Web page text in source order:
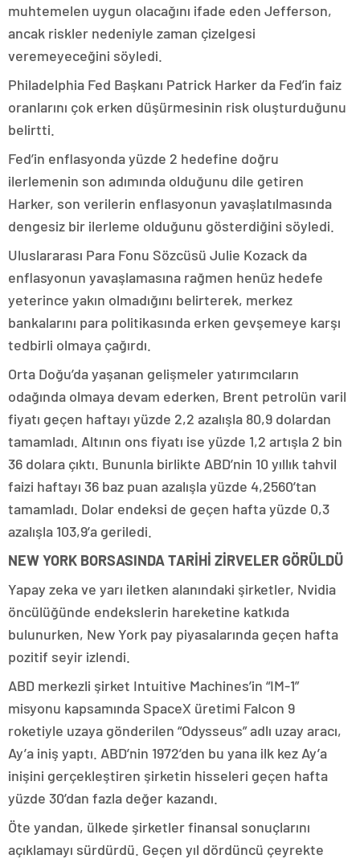
muhtemelen uygun olacağını ifade eden Jefferson,
ancak riskler nedeniyle zaman çizelgesi
veremeyeceğini söyledi.
Philadelphia Fed Başkanı Patrick Harker da Fed’in faiz
oranlarını çok erken düşürmesinin risk oluşturduğunu
belirtti.
Fed’in enflasyonda yüzde 2 hedefine doğru
ilerlemenin son adımında olduğunu dile getiren
Harker, son verilerin enflasyonun yavaşlatılmasında
dengesiz bir ilerleme olduğunu gösterdiğini söyledi.
Uluslararası Para Fonu Sözcüsü Julie Kozack da
enflasyonun yavaşlamasına rağmen henüz hedefe
yeterince yakın olmadığını belirterek, merkez
bankalarını para politikasında erken gevşemeye karşı
tedbirli olmaya çağırdı.
Orta Doğu’da yaşanan gelişmeler yatırımcıların
odağında olmaya devam ederken, Brent petrolün varil
fiyatı geçen haftayı yüzde 2,2 azalışla 80,9 dolardan
tamamladı. Altının ons fiyatı ise yüzde 1,2 artışla 2 bin
36 dolara çıktı. Bununla birlikte ABD’nin 10 yıllık tahvil
faizi haftayı 36 baz puan azalışla yüzde 4,2560’tan
tamamladı. Dolar endeksi de geçen hafta yüzde 0,3
azalışla 103,9’a geriledi.
NEW YORK BORSASINDA TARİHİ ZİRVELER GÖRÜLDÜ
Yapay zeka ve yarı iletken alanındaki şirketler, Nvidia
öncülüğünde endekslerin hareketine katkıda
bulunurken, New York pay piyasalarında geçen hafta
pozitif seyir izlendi.
ABD merkezli şirket Intuitive Machines’in “IM-1”
misyonu kapsamında SpaceX üretimi Falcon 9
roketiyle uzaya gönderilen “Odysseus” adlı uzay aracı,
Ay’a iniş yaptı. ABD’nin 1972’den bu yana ilk kez Ay’a
inişini gerçekleştiren şirketin hisseleri geçen hafta
yüzde 30’dan fazla değer kazandı.
Öte yandan, ülkede şirketler finansal sonuçlarını
açıklamayı sürdürdü. Geçen yıl dördüncü çeyrekte